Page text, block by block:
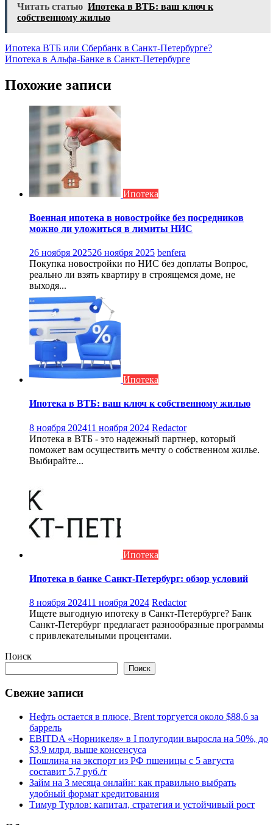
Читать статью Ипотека в ВТБ: ваш ключ к
собственному жилью
Навигация
по
записям
Ипотека ВТБ или Сбербанк в Санкт-Петербурге?
Ипотека в Альфа-Банке в Санкт-Петербурге
Похожие записи
Ипотека
Военная ипотека в новостройке без посредников
можно ли уложиться в лимиты НИС
26 ноября 202526 ноября 2025 benfera
Покупка новостройки по НИС без доплаты Вопрос,
реально ли взять квартиру в строящемся доме, не
выходя...
Ипотека
Ипотека в ВТБ: ваш ключ к собственному жилью
8 ноября 202411 ноября 2024 Redactor
Ипотека в ВТБ - это надежный партнер, который
поможет вам осуществить мечту о собственном жилье.
Выбирайте...
Ипотека
Ипотека в банке Санкт-Петербург: обзор условий
8 ноября 202411 ноября 2024 Redactor
Ищете выгодную ипотеку в Санкт-Петербурге? Банк
Санкт-Петербург предлагает разнообразные программы
с привлекательными процентами.
Поиск
Поиск
Свежие записи
Нефть остается в плюсе, Brent торгуется около $88,6 за
баррель
EBITDA «Норникеля» в I полугодии выросла на 50%, до
$3,9 млрд, выше консенсуса
Пошлина на экспорт из РФ пшеницы с 5 августа
составит 5,7 руб./т
Займ на 3 месяца онлайн: как правильно выбрать
удобный формат кредитования
Тимур Турлов: капитал, стратегия и устойчивый рост